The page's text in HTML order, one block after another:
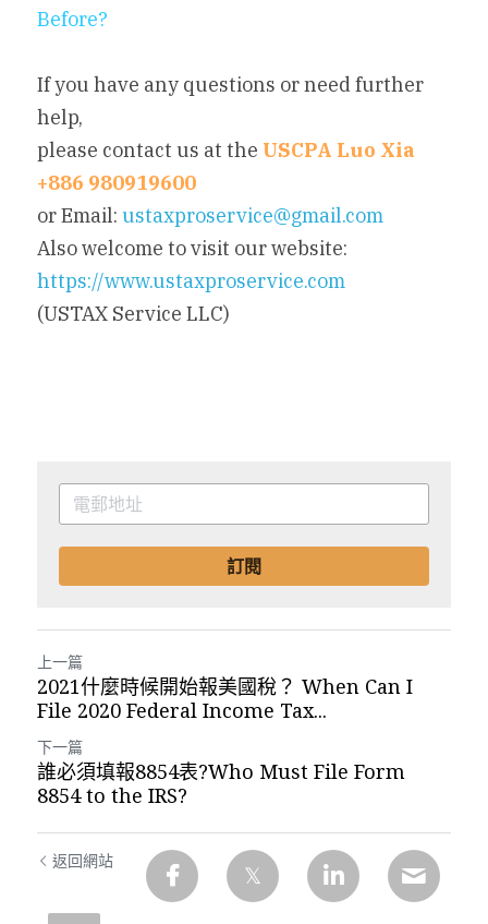
Before?
If you have any questions or need further
help,
please contact us at the USCPA Luo Xia
+886 980919600
or Email: ustaxproservice@gmail.com
Also welcome to visit our website:
https://www.ustaxproservice.com
(USTAX Service LLC)
訂閱
上一篇
2021什麼時候開始報美國稅？ When Can I
File 2020 Federal Income Tax...
下一篇
誰必須填報8854表?Who Must File Form
8854 to the IRS?
返回網站